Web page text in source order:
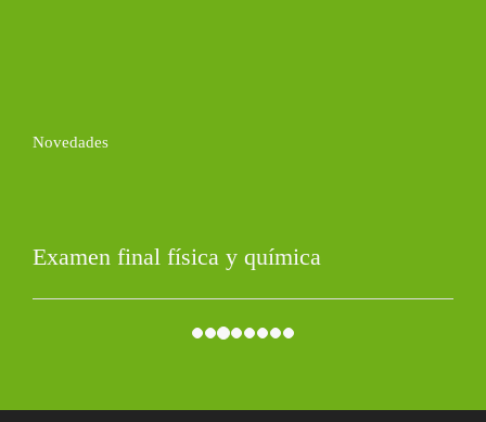
Novedades
Examen pitágoras, tales, áreas y ángulos